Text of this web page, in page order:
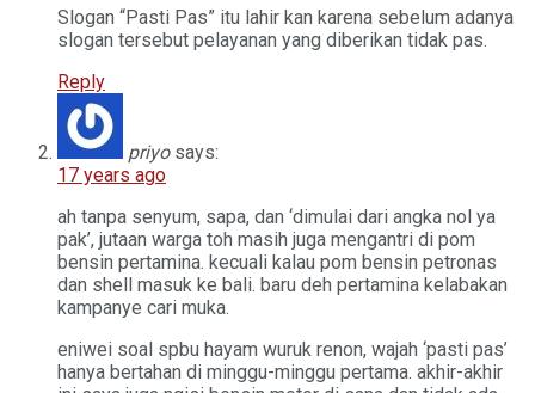
Slogan “Pasti Pas” itu lahir kan karena sebelum adanya
slogan tersebut pelayanan yang diberikan tidak pas.
Reply
priyo says:
17 years ago
ah tanpa senyum, sapa, dan ‘dimulai dari angka nol ya
pak’, jutaan warga toh masih juga mengantri di pom
bensin pertamina. kecuali kalau pom bensin petronas
dan shell masuk ke bali. baru deh pertamina kelabakan
kampanye cari muka.
eniwei soal spbu hayam wuruk renon, wajah ‘pasti pas’
hanya bertahan di minggu-minggu pertama. akhir-akhir